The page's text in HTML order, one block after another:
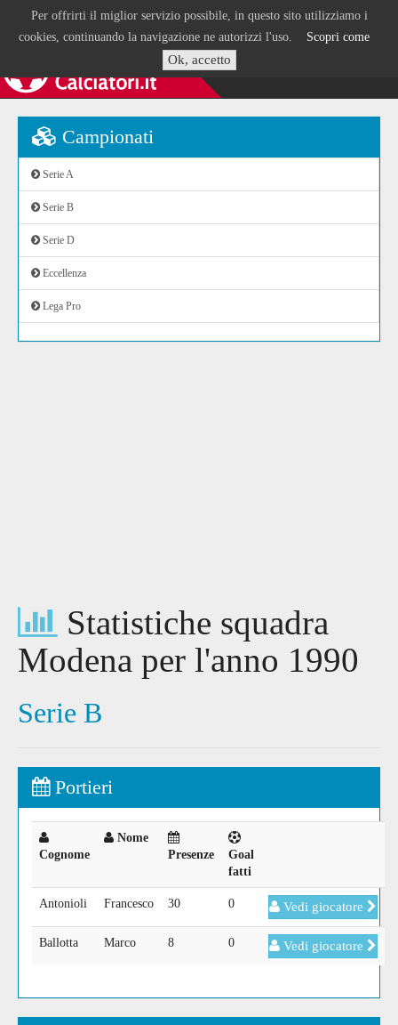
Per offrirti il miglior servizio possibile, in questo sito utilizziamo i
cookies, continuando la navigazione ne autorizzi l'uso. Scopri come
Ok, accetto
Campionati
Serie A
Serie B
Serie D
Eccellenza
Lega Pro
Statistiche squadra
Modena per l'anno 1990
Serie B
Portieri
Cognome
Nome
Presenze
Goal
fatti
Antonioli Francesco 30 0 Vedi giocatore
Ballotta Marco 8 0 Vedi giocatore